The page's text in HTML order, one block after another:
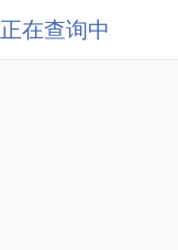
正在查询中